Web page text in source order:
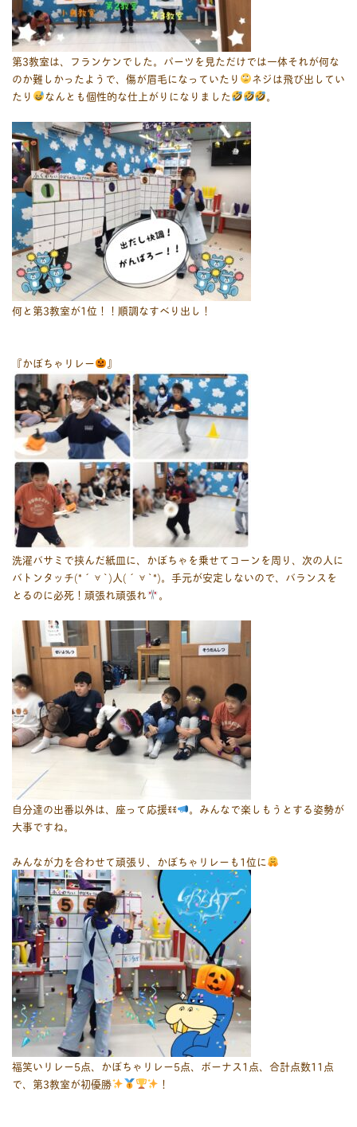
第3教室は、フランケンでした。パーツを見ただけでは一体それが何な
のか難しかったようで、傷が眉毛になっていたり
ネジは飛び出してい
たり
なんとも個性的な仕上がりになりました 。
何と第3教室が1位！！順調なすべり出し！
『かぼちゃリレー 』
洗濯バサミで挟んだ紙皿に、かぼちゃを乗せてコーンを周り、次の人に
バトンタッチ(*´∀`)人(´∀`*)。手元が安定しないので、バランスを
とるのに必死！頑張れ頑張れ
。
自分達の出番以外は、座って応援ꉂꉂ
。みんなで楽しもうとする姿勢が
大事ですね。
みんなが力を合わせて頑張り、かぼちゃリレーも1位に
福笑いリレー5点、かぼちゃリレー5点、ボーナス1点、合計点数11点
で、第3教室が初優勝
！